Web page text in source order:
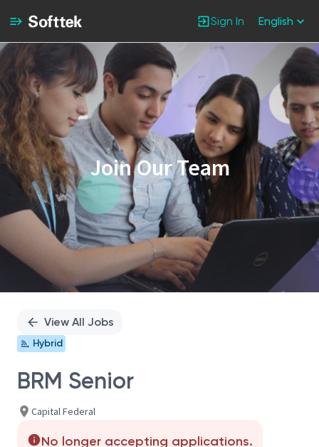
Sign In English
Single
Position
Join Our Team
View All Jobs
Hybrid
BRM Senior
Capital Federal
No longer accepting applications.